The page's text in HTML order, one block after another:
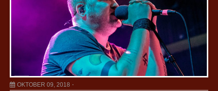
OKTOBER 09, 2018